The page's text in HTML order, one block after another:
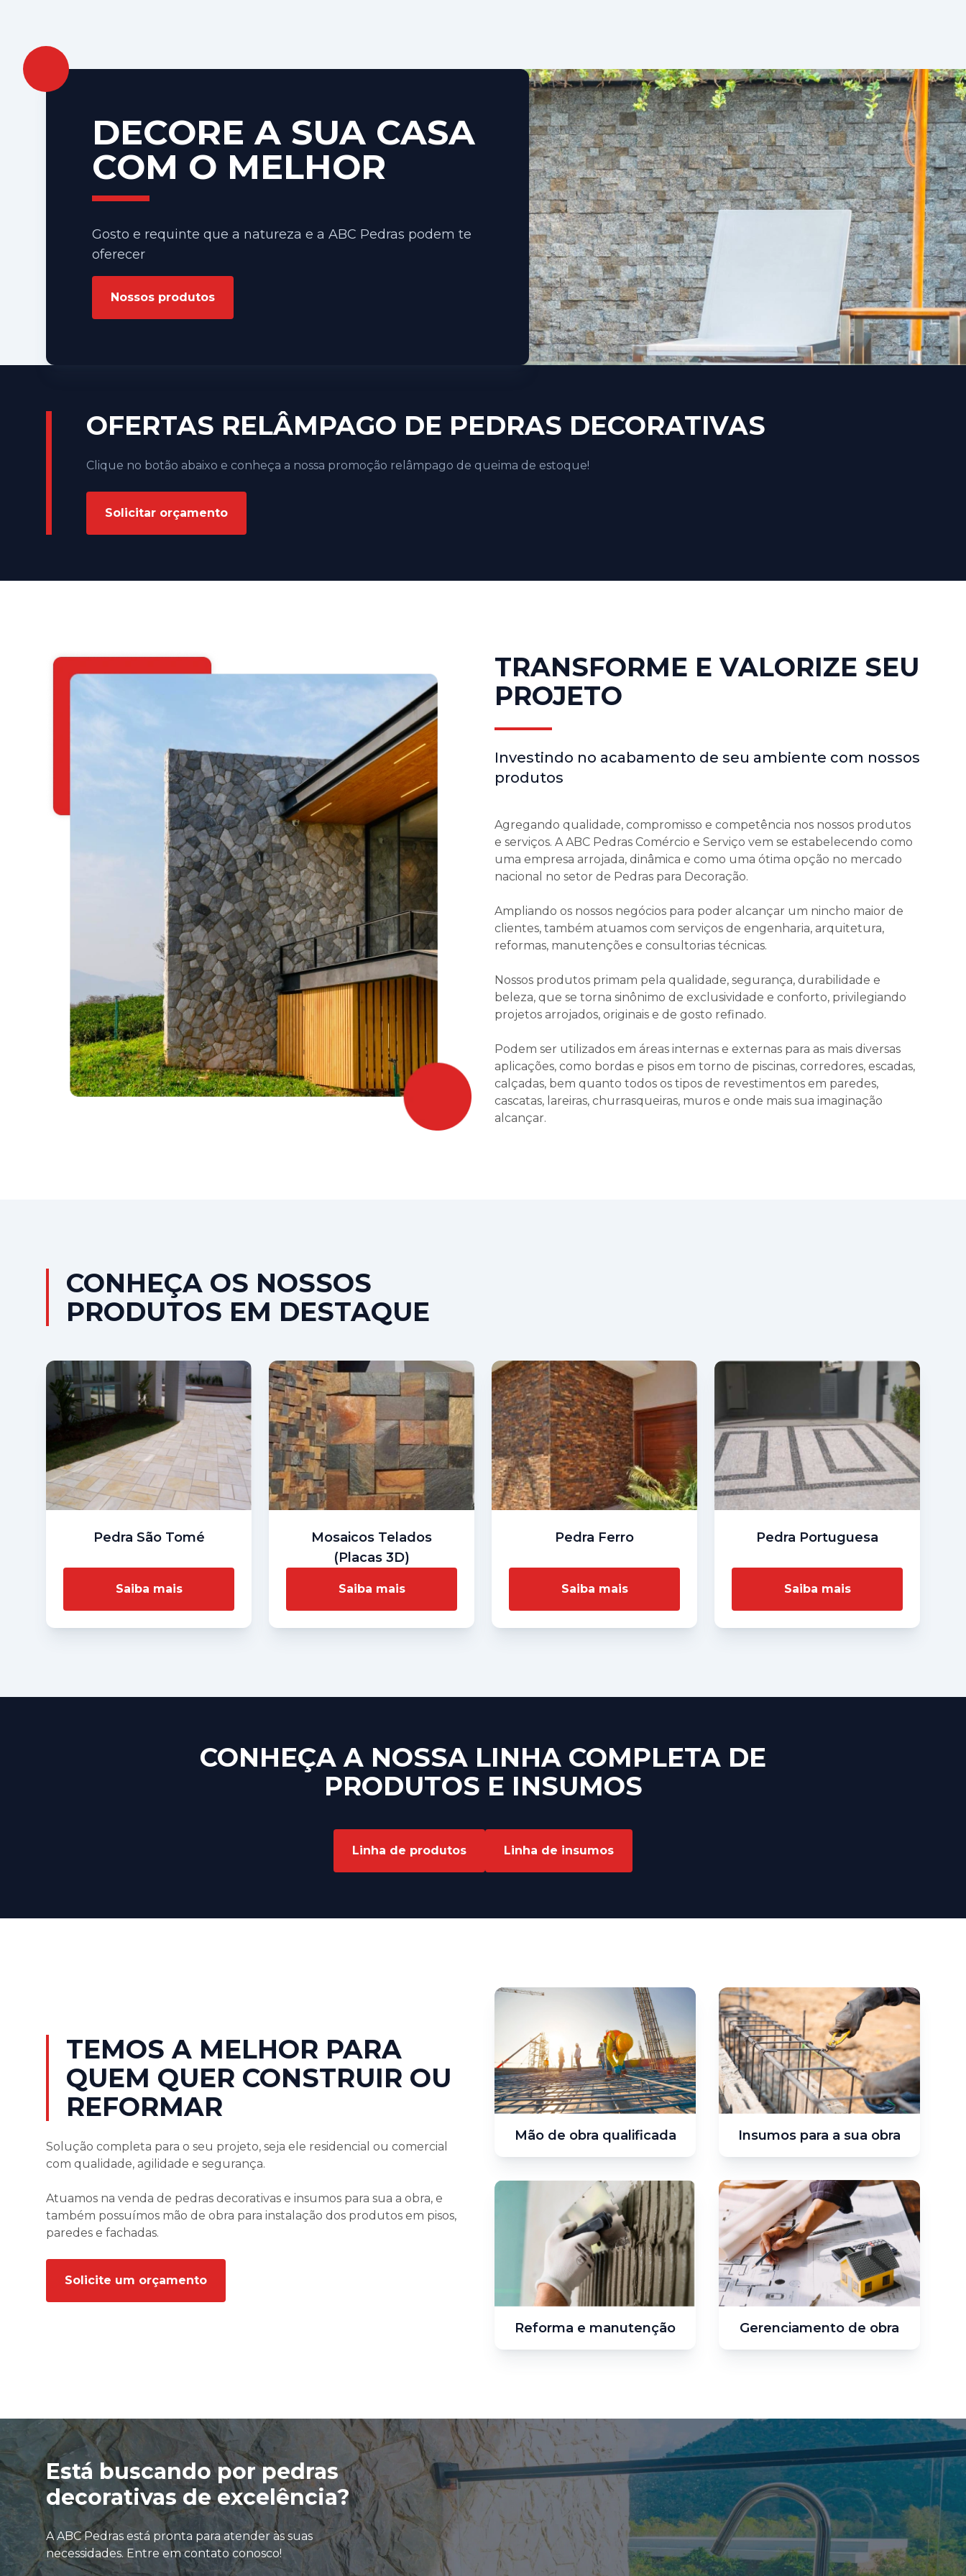
DECORE A SUA CASA
COM O MELHOR
Gosto e requinte que a natureza e a ABC Pedras podem te
oferecer
Nossos produtos
OFERTAS RELÂMPAGO DE PEDRAS DECORATIVAS
Clique no botão abaixo e conheça a nossa promoção relâmpago de queima de estoque!
Solicitar orçamento
TRANSFORME E VALORIZE SEU
PROJETO
Investindo no acabamento de seu ambiente com nossos
produtos
Agregando qualidade, compromisso e competência nos nossos produtos
e serviços. A ABC Pedras Comércio e Serviço vem se estabelecendo como
uma empresa arrojada, dinâmica e como uma ótima opção no mercado
nacional no setor de Pedras para Decoração.
Ampliando os nossos negócios para poder alcançar um nincho maior de
clientes, também atuamos com serviços de engenharia, arquitetura,
reformas, manutenções e consultorias técnicas.
Nossos produtos primam pela qualidade, segurança, durabilidade e
beleza, que se torna sinônimo de exclusividade e conforto, privilegiando
projetos arrojados, originais e de gosto refinado.
Podem ser utilizados em áreas internas e externas para as mais diversas
aplicações, como bordas e pisos em torno de piscinas, corredores, escadas,
calçadas, bem quanto todos os tipos de revestimentos em paredes,
cascatas, lareiras, churrasqueiras, muros e onde mais sua imaginação
alcançar.
CONHEÇA OS NOSSOS
PRODUTOS EM DESTAQUE
Pedra São Tomé
Saiba mais
Mosaicos Telados
(Placas 3D)
Saiba mais
Pedra Ferro
Saiba mais
Pedra Portuguesa
Saiba mais
CONHEÇA A NOSSA LINHA COMPLETA DE
PRODUTOS E INSUMOS
Linha de produtos Linha de insumos
TEMOS A MELHOR PARA
QUEM QUER CONSTRUIR OU
REFORMAR
Solução completa para o seu projeto, seja ele residencial ou comercial
com qualidade, agilidade e segurança.
Atuamos na venda de pedras decorativas e insumos para sua a obra, e
também possuímos mão de obra para instalação dos produtos em pisos,
paredes e fachadas.
Solicite um orçamento
Mão de obra qualificada Insumos para a sua obra
Reforma e manutenção Gerenciamento de obra
Está buscando por pedras
decorativas de excelência?
A ABC Pedras está pronta para atender às suas
necessidades. Entre em contato conosco!